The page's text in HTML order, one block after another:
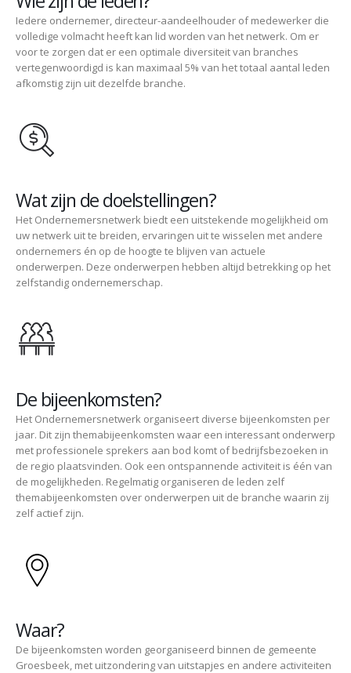
Iedere ondernemer, directeur-aandeelhouder of medewerker die
volledige volmacht heeft kan lid worden van het netwerk. Om er
voor te zorgen dat er een optimale diversiteit van branches
vertegenwoordigd is kan maximaal 5% van het totaal aantal leden
afkomstig zijn uit dezelfde branche.
Wat zijn de doelstellingen?
Het Ondernemersnetwerk biedt een uitstekende mogelijkheid om
uw netwerk uit te breiden, ervaringen uit te wisselen met andere
ondernemers én op de hoogte te blijven van actuele
onderwerpen. Deze onderwerpen hebben altijd betrekking op het
zelfstandig ondernemerschap.
De bijeenkomsten?
Het Ondernemersnetwerk organiseert diverse bijeenkomsten per
jaar. Dit zijn themabijeenkomsten waar een interessant onderwerp
met professionele sprekers aan bod komt of bedrijfsbezoeken in
de regio plaatsvinden. Ook een ontspannende activiteit is één van
de mogelijkheden. Regelmatig organiseren de leden zelf
themabijeenkomsten over onderwerpen uit de branche waarin zij
zelf actief zijn.
Waar?
De bijeenkomsten worden georganiseerd binnen de gemeente
Groesbeek, met uitzondering van uitstapjes en andere activiteiten